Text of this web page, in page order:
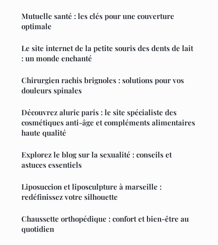
Mutuelle santé : les clés pour une couverture
optimale
Le site internet de la petite souris des dents de lait
: un monde enchanté
Chirurgien rachis brignoles : solutions pour vos
douleurs spinales
Découvrez aluric paris : le site spécialiste des
cosmétiques anti-âge et compléments alimentaires
haute qualité
Explorez le blog sur la sexualité : conseils et
astuces essentiels
Liposuccion et liposculpture à marseille :
redéfinissez votre silhouette
Chaussette orthopédique : confort et bien-être au
quotidien